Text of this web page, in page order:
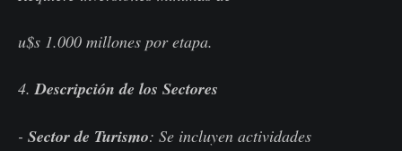
u$s 1.000 millones por etapa.
4.Descripción de los Sectores
- Sector de Turismo: Se incluyen actividades